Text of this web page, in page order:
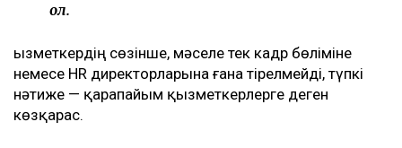
ол.
Қызметкердің сөзінше, мәселе тек кадр бөліміне
немесе HR директорларына ғана тірелмейді, түпкі
нәтиже — қарапайым қызметкерлерге деген
көзқарас.